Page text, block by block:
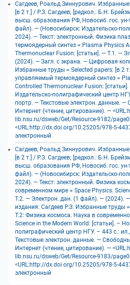
Сагдеев, Роальд Зиннурович.
[в 2 т.] / Р.З. Сагдеев; [редкол.: Б.Н.
высш. образования РФ, Новосиб. гос. ун-
файл). — (Новосибирск: Издательско-
2024). — Текст: электронный. Физика
термоядерный синтез = Plasma Physics
Thermonuclear Fusion: [статьи]. — Т.1. —
(2024). — Загл. с экрана. — Цифровая
Избранные труды = Selected papers: [в 2
управляемый термоядерный синтез =
Controlled Thermonuclear Fusion:
Издательско-полиграфический центр
портр. — Текстовые электрон. данные. —
Интернет (чтение, цитирование). —
lib.nsu.ru/dsweb/Get/Resource-9182/
<URL:http://dx.doi.org/10.25205/978-5-
электронный
Сагдеев, Роальд Зиннурович.
[в 2 т.] / Р.З. Сагдеев; [редкол.: Б.Н.
высш. образования РФ, Новосиб. гос. ун-
файл). — (Новосибирск: Издательско-
2024). — Текст: электронный. Физика
современном мире = Space Physics.
Т.2. — Электрон. дан. (1 файл). — (2024).
издания: Сагдеев Р.З. Избранные труды
Т.2: Физика космоса. Наука в
Science in the Modern World: [статьи]. –
полиграфический центр НГУ. – 443 с.:
Текстовые электрон. данные. —
Интернет (чтение, цитирование). —
lib.nsu.ru/dsweb/Get/Resource-9183/
<URL:http://dx.doi.org/10.25205/978-5-
электронный